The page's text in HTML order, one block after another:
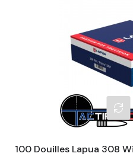
100 Douilles Lapua 308